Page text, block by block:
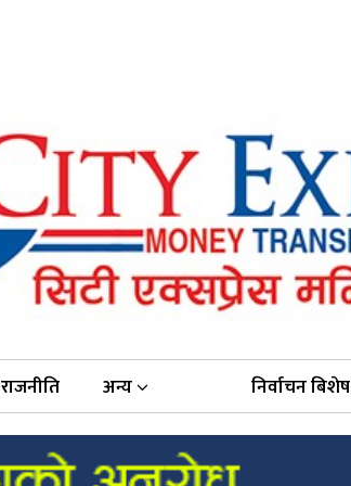
राजनीति अन्य निर्वाचन बिशेष